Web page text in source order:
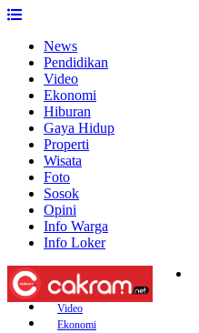
Skip
contentNews
Pendidikan
Video
Ekonomi
Hiburan
Gaya Hidup
Properti
Wisata
Foto
Sosok
Opini
Info Warga
Info Loker
Pendidikan
Video
Ekonomi